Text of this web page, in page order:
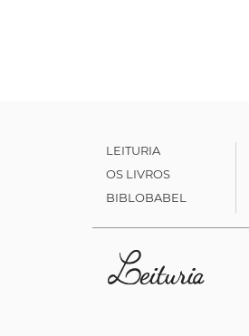
LEITURIA
OS LIVROS
BIBLOBABEL